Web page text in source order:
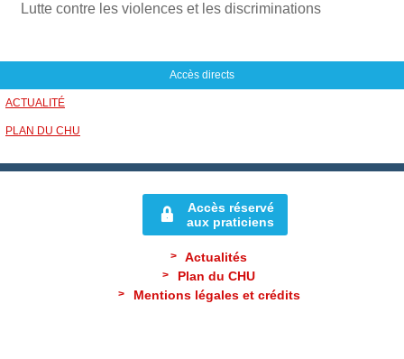
Lutte contre les violences et les discriminations
Accès directs
ACTUALITÉ
PLAN DU CHU
Accès réservé
aux praticiens
Actualités
Plan du CHU
Mentions légales et crédits